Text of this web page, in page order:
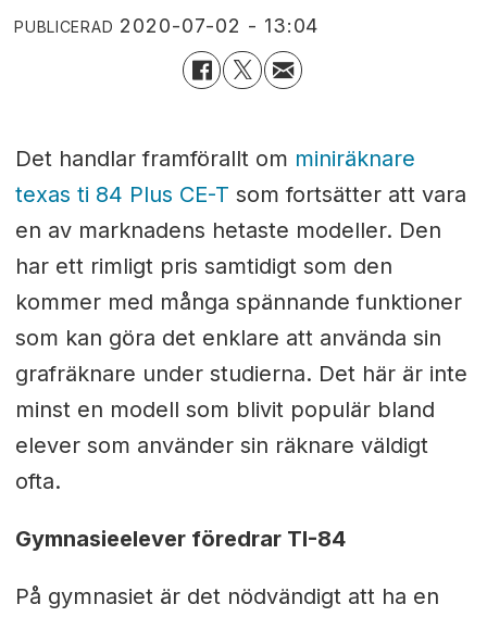
PUBLICERAD 2020-07-02 - 13:04
Det handlar framförallt om miniräknare
texas ti 84 Plus CE-T som fortsätter att vara
en av marknadens hetaste modeller. Den
har ett rimligt pris samtidigt som den
kommer med många spännande funktioner
som kan göra det enklare att använda sin
grafräknare under studierna. Det här är inte
minst en modell som blivit populär bland
elever som använder sin räknare väldigt
ofta.
Gymnasieelever föredrar TI-84
På gymnasiet är det nödvändigt att ha en